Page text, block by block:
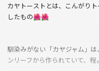
カヤトーストとは、こんがり
したもの🌺🌺
馴染みがない「カヤジャム」
ンリーフから作られていて、